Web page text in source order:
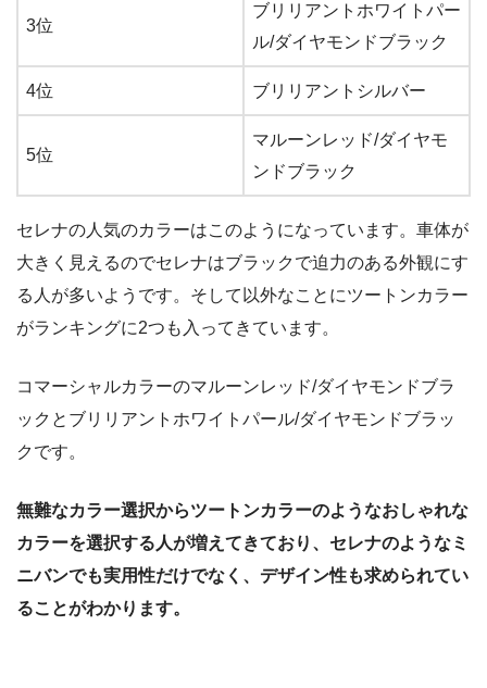
3位
ブリリアントホワイトパー
ル/ダイヤモンドブラック
4位 ブリリアントシルバー
5位
マルーンレッド/ダイヤモ
ンドブラック
セレナの人気のカラーはこのようになっています。車体が
大きく見えるのでセレナはブラックで迫力のある外観にす
る人が多いようです。そして以外なことにツートンカラー
がランキングに2つも入ってきています。
コマーシャルカラーのマルーンレッド/ダイヤモンドブラ
ックとブリリアントホワイトパール/ダイヤモンドブラッ
クです。
無難なカラー選択からツートンカラーのようなおしゃれな
カラーを選択する人が増えてきており、セレナのようなミ
ニバンでも実用性だけでなく、デザイン性も求められてい
ることがわかります。